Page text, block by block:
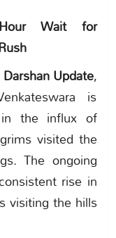
Wait for
Update,
is
the influx of
visited the
The ongoing
rise in
visiting the hills